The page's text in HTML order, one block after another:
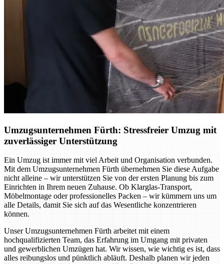
Umzugsunternehmen Fürth: Stressfreier Umzug mit
zuverlässiger Unterstützung
Ein Umzug ist immer mit viel Arbeit und Organisation verbunden.
Mit dem Umzugsunternehmen Fürth übernehmen Sie diese Aufgabe
nicht alleine – wir unterstützen Sie von der ersten Planung bis zum
Einrichten in Ihrem neuen Zuhause. Ob Klarglas-Transport,
Möbelmontage oder professionelles Packen – wir kümmern uns um
alle Details, damit Sie sich auf das Wesentliche konzentrieren
können.
Unser Umzugsunternehmen Fürth arbeitet mit einem
hochqualifizierten Team, das Erfahrung im Umgang mit privaten
und gewerblichen Umzügen hat. Wir wissen, wie wichtig es ist, dass
alles reibungslos und pünktlich abläuft. Deshalb planen wir jeden